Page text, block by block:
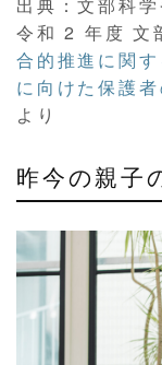
出典：文部科学
令和 2 年度 文
合的推進に関
に向けた保護
より
昨今の親子